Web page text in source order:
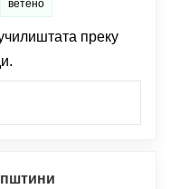
ветено
преку